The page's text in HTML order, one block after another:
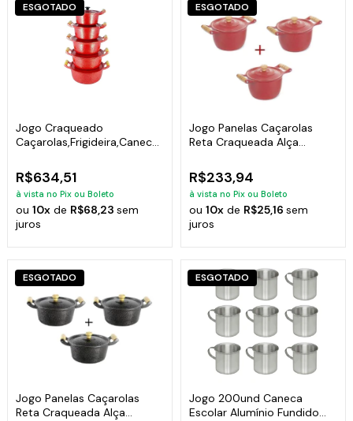
ESGOTADO
Jogo Craqueado
Caçarolas,Frigideira,Canecão
R$634,51
à vista no Pix ou Boleto
ou10x de R$68,23sem
juros
ESGOTADO
Jogo Panelas Caçarolas
Reta Craqueada Alça
R$233,94
à vista no Pix ou Boleto
ou 10xde R$25,16 sem
juros
ESGOTADO
Jogo Panelas Caçarolas
Reta Craqueada Alça
ESGOTADO
Jogo 200und Caneca
Escolar Alumínio Fundido